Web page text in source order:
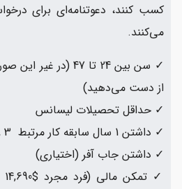
کسب کنند، دعوتنامه‌ای برای
می‌کنند.
✓ سن بین 24 تا 47
از دست می‌دهید)
✓ حداقل تحصیلات لیسانس
✓ داشتن 1 سال سابقه کار مرتبط TEER 0, 1, 2, 3
✓ داشتن جاب آفر (اختیاری)